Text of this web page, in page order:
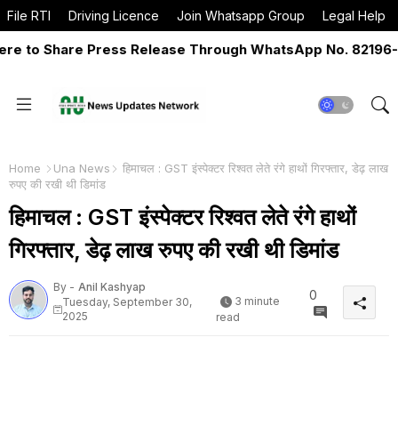
File RTI Driving Licence Join Whatsapp Group Legal Help
Share Press Release Through WhatsApp No. 82196-
Home Una News
हिमाचल : GST इंस्पेक्टर रिश्वत लेते रंगे हाथों गिरफ्तार, डेढ़ लाख
रुपए की रखी थी डिमांड
हिमाचल : GST इंस्पेक्टर रिश्वत लेते रंगे हाथों
गिरफ्तार, डेढ़ लाख रुपए की रखी थी डिमांड
By - Anil Kashyap
Tuesday, September 30,
2025
3 minute
read
0